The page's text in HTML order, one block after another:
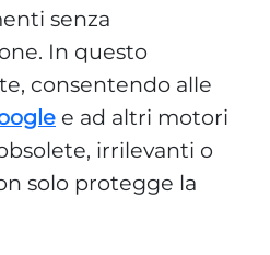
senza
In questo
consentendo alle
e ad altri motori
irrilevanti o
solo protegge la